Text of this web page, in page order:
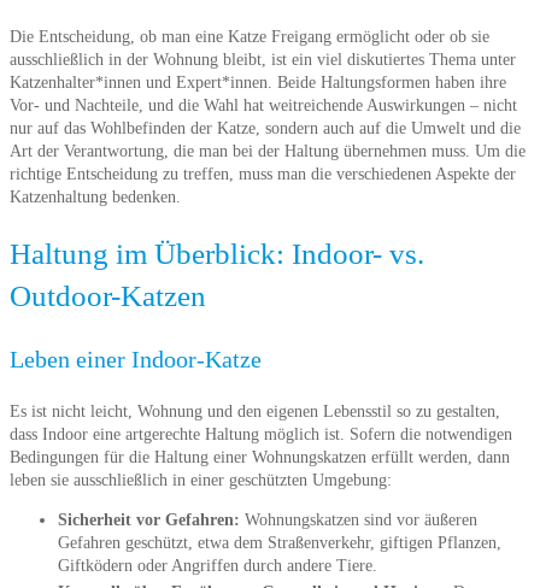
Die Entscheidung, ob man eine Katze Freigang ermöglicht oder ob sie
ausschließlich in der Wohnung bleibt, ist ein viel diskutiertes Thema unter
Katzenhalter*innen und Expert*innen. Beide Haltungsformen haben ihre
Vor- und Nachteile, und die Wahl hat weitreichende Auswirkungen – nicht
nur auf das Wohlbefinden der Katze, sondern auch auf die Umwelt und die
Art der Verantwortung, die man bei der Haltung übernehmen muss. Um die
richtige Entscheidung zu treffen, muss man die verschiedenen Aspekte der
Katzenhaltung bedenken.
Haltung im Überblick: Indoor- vs.
Outdoor-Katzen
Leben einer Indoor-Katze
Es ist nicht leicht, Wohnung und den eigenen Lebensstil so zu gestalten,
dass Indoor eine artgerechte Haltung möglich ist. Sofern die notwendigen
Bedingungen für die Haltung einer Wohnungskatzen erfüllt werden, dann
leben sie ausschließlich in einer geschützten Umgebung:
Sicherheit vor Gefahren: Wohnungskatzen sind vor äußeren
Gefahren geschützt, etwa dem Straßenverkehr, giftigen Pflanzen,
Giftködern oder Angriffen durch andere Tiere.